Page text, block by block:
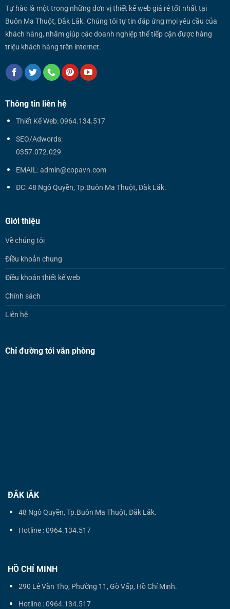
Tự hào là một trong những đơn vị thiết kế web giá rẻ tốt nhất tại
Buôn Ma Thuột, Đắk Lắk. Chúng tôi tự tin đáp ứng mọi yêu cầu của
khách hàng, nhằm giúp các doanh nghiệp thể tiếp cận được hàng
triệu khách hàng trên internet.
Thông tin liên hệ
Thiết Kế Web: 0964.134.517
SEO/Adwords:
0357.072.029
EMAIL: admin@copavn.com
ĐC: 48 Ngô Quyền, Tp.Buôn Ma Thuột, Đắk Lắk.
Giới thiệu
Về chúng tôi
Điều khoản chung
Điều khoản thiết kế web
Chính sách
Liên hệ
Chỉ đường tới văn phòng
ĐẮK lẮK
48 Ngô Quyền, Tp.Buôn Ma Thuột, Đắk Lắk.
Hotline : 0964.134.517
HỒ CHÍ MINH
290 Lê Văn Thọ, Phường 11, Gò Vấp, Hồ Chí Minh.
Hotline : 0964.134.517